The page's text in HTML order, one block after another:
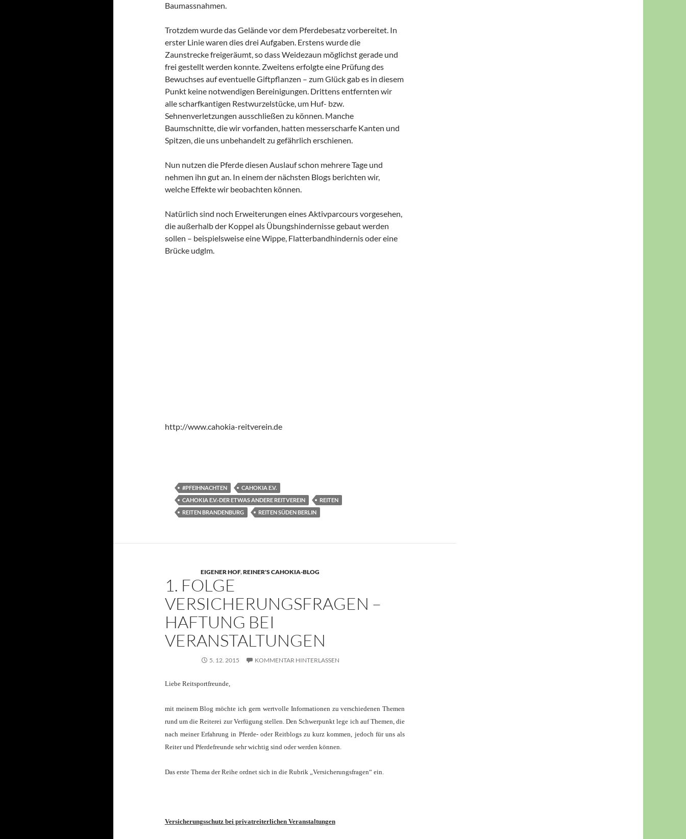
Baumassnahmen.
Trotzdem wurde das Gelände vor dem Pferdebesatz vorbereitet. In
erster Linie waren dies drei Aufgaben. Erstens wurde die
Zaunstrecke freigeräumt, so dass Weidezaun möglichst gerade und
frei gestellt werden konnte. Zweitens erfolgte eine Prüfung des
Bewuchses auf eventuelle Giftpflanzen – zum Glück gab es in diesem
Punkt keine notwendigen Bereinigungen. Drittens entfernten wir
alle scharfkantigen Restwurzelstücke, um Huf- bzw.
Sehnenverletzungen ausschließen zu können. Manche
Baumschnitte, die wir vorfanden, hatten messerscharfe Kanten und
Spitzen, die uns unbehandelt zu gefährlich erschienen.
Nun nutzen die Pferde diesen Auslauf schon mehrere Tage und
nehmen ihn gut an. In einem der nächsten Blogs berichten wir,
welche Effekte wir beobachten können.
Natürlich sind noch Erweiterungen eines Aktivparcours vorgesehen,
die außerhalb der Koppel als Übungshindernisse gebaut werden
sollen – beispielsweise eine Wippe, Flatterbandhindernis oder eine
Brücke udglm.
http://www.cahokia-reitverein.de
#PFEIHNACHTEN
CAHOKIA E.V.
CAHOKIA E.V.-DER ETWAS ANDERE REITVEREIN
REITEN
REITEN BRANDENBURG
REITEN SÜDEN BERLIN
EIGENER HOF,REINER'S CAHOKIA-BLOG
1. FOLGE
VERSICHERUNGSFRAGEN –
HAFTUNG BEI
VERANSTALTUNGEN
5. 12. 2015 KOMMENTAR HINTERLASSEN
Liebe Reitsportfreunde,
mit meinem Blog möchte ich gern wertvolle Informationen zu verschiedenen Themen
rund um die Reiterei zur Verfügung stellen. Den Schwerpunkt lege ich auf Themen, die
nach meiner Erfahrung in Pferde- oder Reitblogs zu kurz kommen, jedoch für uns als
Reiter und Pferdefreunde sehr wichtig sind oder werden können.
Das erste Thema der Reihe ordnet sich in die Rubrik „Versicherungsfragen“ ein.
Versicherungsschutz bei privatreiterlichen Veranstaltungen